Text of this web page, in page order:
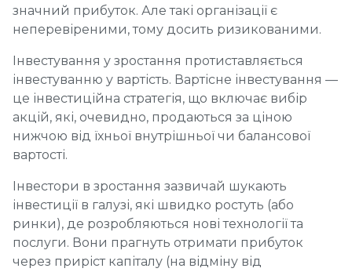
значний прибуток. Але такі організації є
неперевіреними, тому досить ризикованими.
Інвестування у зростання протиставляється
інвестуванню у вартість. Вартісне інвестування —
це інвестиційна стратегія, що включає вибір
акцій, які, очевидно, продаються за ціною
нижчою від їхньої внутрішньої чи балансової
вартості.
Інвестори в зростання зазвичай шукають
інвестиції в галузі, які швидко ростуть (або
ринки), де розробляються нові технології та
послуги. Вони прагнуть отримати прибуток
через приріст капіталу (на відміну від